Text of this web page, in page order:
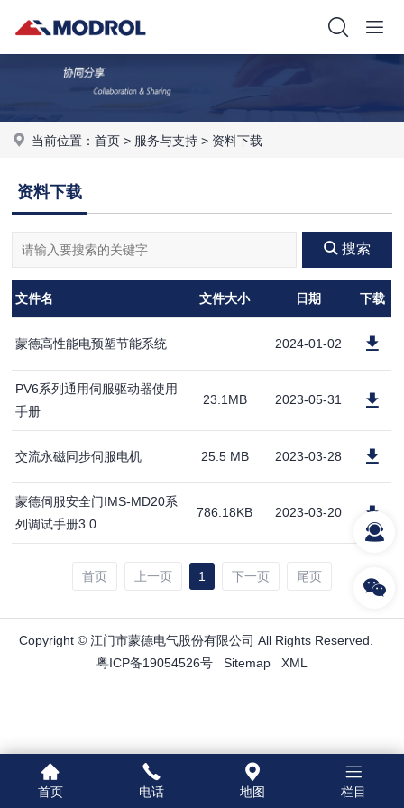
当前位置：首页 > 服务与支持 > 资料下载
资料下载
搜索
文件名 文件大小 日期 下载
蒙德高性能电预塑节能系统 2024-01-02
PV6系列通用伺服驱动器使用
手册
23.1MB 2023-05-31
交流永磁同步伺服电机 25.5 MB 2023-03-28
蒙德伺服安全门IMS-MD20系
列调试手册3.0
786.18KB 2023-03-20
首页 上一页 1 下一页 尾页
Copyright © 江门市蒙德电气股份有限公司 All Rights Reserved.
粤ICP备19054526号
Sitemap XML
首页 电话 地图 栏目